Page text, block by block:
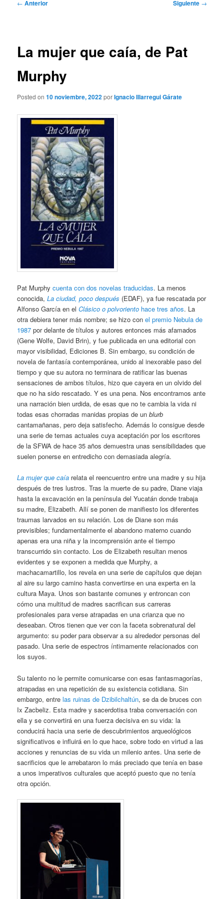
← Anterior Siguiente →
La mujer que caía, de Pat
Murphy
Posted on10 noviembre, 2022porIgnacio Illarregui Gárate
Pat Murphycuenta con dos novelas traducidas. La menos
conocida,La ciudad, poco después (EDAF), ya fue rescatada por
Alfonso García en elClásico o polvoriento hace tres años. La
otra debiera tener más nombre; se hizo conel premio Nebula de
1987 por delante de títulos y autores entonces más afamados
(Gene Wolfe, David Brin), y fue publicada en una editorial con
mayor visibilidad, Ediciones B. Sin embargo, su condición de
novela de fantasía contemporánea, unido al inexorable paso del
tiempo y que su autora no terminara de ratificar las buenas
sensaciones de ambos títulos, hizo que cayera en un olvido del
que no ha sido rescatado. Y es una pena. Nos encontramos ante
una narración bien urdida, de esas que no te cambia la vida ni
todas esas chorradas manidas propias de unblurb
cantamañanas, pero deja satisfecho. Además lo consigue desde
una serie de temas actuales cuya aceptación por los escritores
de la SFWA de hace 35 años demuestra unas sensibilidades que
suelen ponerse en entredicho con demasiada alegría.
La mujer que caía relata el reencuentro entre una madre y su hija
después de tres lustros. Tras la muerte de su padre, Diane viaja
hasta la excavación en la península del Yucatán donde trabaja
su madre, Elizabeth. Allí se ponen de manifiesto los diferentes
traumas larvados en su relación. Los de Diane son más
previsibles; fundamentalmente el abandono materno cuando
apenas era una niña y la incomprensión ante el tiempo
transcurrido sin contacto. Los de Elizabeth resultan menos
evidentes y se exponen a medida que Murphy, a
machacamartillo, los revela en una serie de capítulos que dejan
al aire su largo camino hasta convertirse en una experta en la
cultura Maya. Unos son bastante comunes y entroncan con
cómo una multitud de madres sacrifican sus carreras
profesionales para verse atrapadas en una crianza que no
deseaban. Otros tienen que ver con la faceta sobrenatural del
argumento: su poder para observar a su alrededor personas del
pasado. Una serie de espectros íntimamente relacionados con
los suyos.
Su talento no le permite comunicarse con esas fantasmagorías,
atrapadas en una repetición de su existencia cotidiana. Sin
embargo, entrelas ruinas de Dzibilchaltún, se da de bruces con
Ix Zacbeliz. Esta madre y sacerdotisa traba conversación con
ella y se convertirá en una fuerza decisiva en su vida: la
conducirá hacia una serie de descubrimientos arqueológicos
significativos e influirá en lo que hace, sobre todo en virtud a las
acciones y renuncias de su vida un milenio antes. Una serie de
sacrificios que le arrebataron lo más preciado que tenía en base
a unos imperativos culturales que aceptó puesto que no tenía
otra opción.